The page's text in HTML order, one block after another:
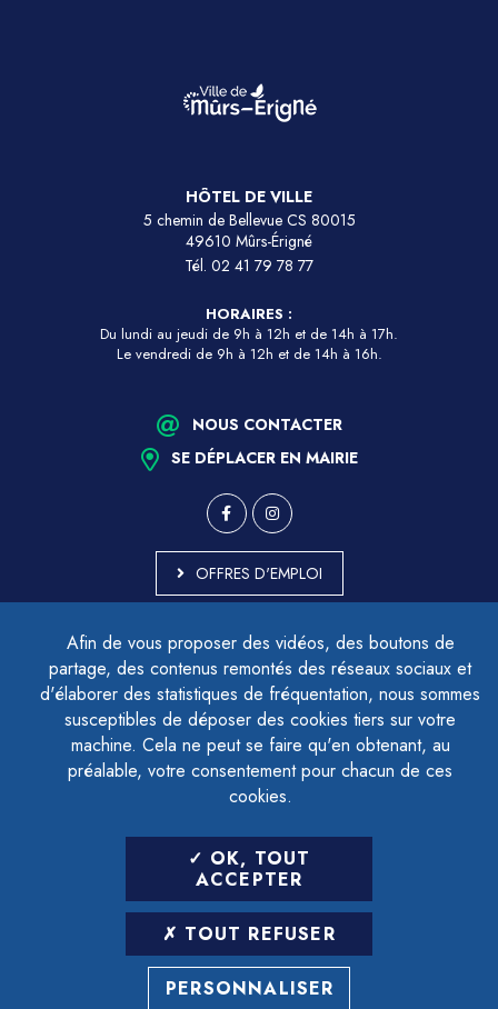
Afin de vous proposer des vidéos, des boutons de
partage, des contenus remontés des réseaux sociaux et
d'élaborer des statistiques de fréquentation, nous sommes
susceptibles de déposer des cookies tiers sur votre
machine. Cela ne peut se faire qu'en obtenant, au
préalable, votre consentement pour chacun de ces
cookies.
OK, TOUT
ACCEPTER
TOUT REFUSER
PERSONNALISER
HÔTEL DE VILLE
5 chemin de Bellevue CS 80015
49610 Mûrs-Érigné
Tél. 02 41 79 78 77
HORAIRES :
Du lundi au jeudi de 9h à 12h et de 14h à 17h.
Le vendredi de 9h à 12h et de 14h à 16h.
NOUS CONTACTER
SE DÉPLACER EN MAIRIE
OFFRES D'EMPLOI
ACCESSIBILITÉ - PARTIELLEMENT CONFORME
PLAN DU SITE
MENTIONS LÉGALES
CONTACTER LE DÉLÉGUÉ À LA PROTECTION DES DONNÉES
GESTION DES COOKIES
LETTRE D'INFORMATION
SAISIR VOTRE ADRESSE E-MAIL
POUR VOUS INSCRIRE :
ARCHIVES DÉSINSCRIPTION